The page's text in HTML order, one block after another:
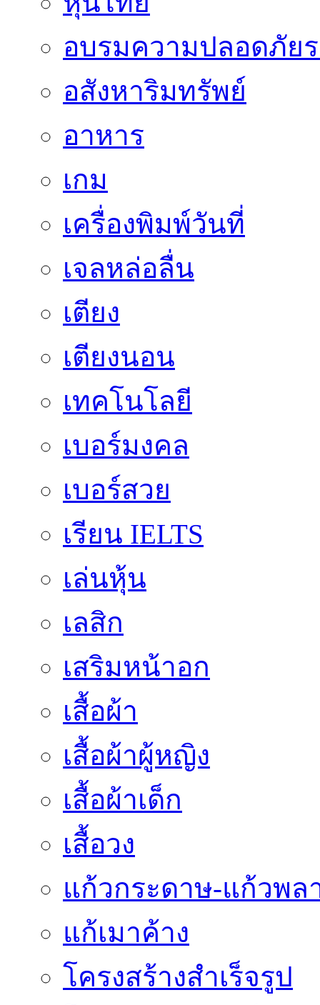
อบรมความปลอดภัย
อสังหาริมทรัพย์
อาหาร
เกม
เครื่องพิมพ์วันที่
เจลหล่อลื่น
เตียง
เตียงนอน
เทคโนโลยี
เบอร์มงคล
เบอร์สวย
เรียน IELTS
เล่นหุ้น
เลสิก
เสริมหน้าอก
เสื้อผ้า
เสื้อผ้าผู้หญิง
เสื้อผ้าเด็ก
เสื้อวง
แก้วกระดาษ-แก้วพล
แก้เมาค้าง
โครงสร้างสำเร็จรูป